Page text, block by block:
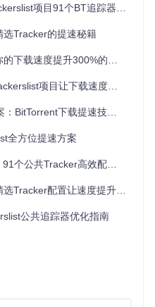
的qBittorrent界面可能略有差
左侧的“BitTorrent”选项卡。
文件，复制其中的全部内
框中，点击“确定”按钮保存
新打开，使配置生效。
，在任务的“Tracker”选项卡
，并且状态为“工作中”。
端已安装，并且了解基本的
项目91个BT追踪器配置指南
Tracker的提速秘籍
度提升300%的终极配置指南
下载速度提升300%的终极配置指南
下载提速技巧与网络适配指南
全方位提速方案
公共Tracker高效配置指南
配置让速度提升3倍的实战指南
公共追踪器优化指南